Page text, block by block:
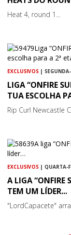
Heat 4, round 1...
EXCLUSIVOS |
LIGA “ONFIRE
TUA ESCOLHA
Rip Curl Newcastle
EXCLUSIVOS | QUARTA-
A LIGA “ONFIRE
TEM UM LÍDER...
"LordCapacete"